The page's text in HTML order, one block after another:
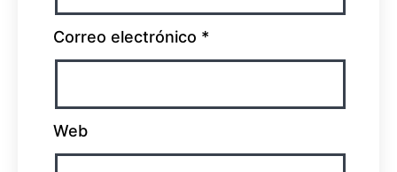
Correo electrónico *
Web